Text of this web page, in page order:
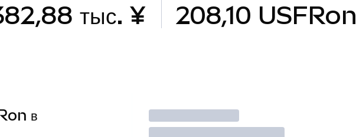
тыс. ¥ 208,10 USFRon
в Торговать